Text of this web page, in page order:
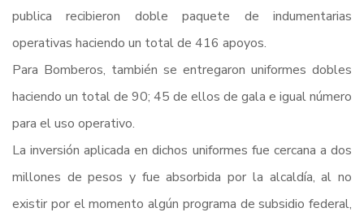
publica recibieron doble paquete de indumentarias
operativas haciendo un total de 416 apoyos.
Para Bomberos, también se entregaron uniformes dobles
haciendo un total de 90; 45 de ellos de gala e igual número
para el uso operativo.
La inversión aplicada en dichos uniformes fue cercana a dos
millones de pesos y fue absorbida por la alcaldía, al no
existir por el momento algún programa de subsidio federal,